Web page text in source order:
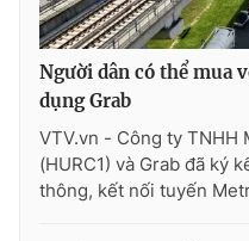
Người dân có thể mua
dụng Grab
VTV.vn - Công ty TNHH
(HURC1) và Grab đã ký
thông, kết nối tuyến